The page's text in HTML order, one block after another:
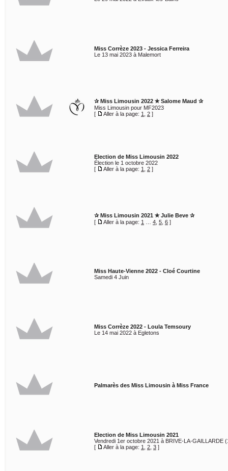
Miss Corrèze 2023 - Jessica Ferreira
Le 13 mai 2023 à Malemort
✰ Miss Limousin 2022 ✮ Salome Maud ✰
Miss Limousin pour MF2023
[
Aller à la page: 1 2 ]
Election de Miss Limousin 2022
Élection le 1 octobre 2022
[
Aller à la page: 1 2 ]
✰ Miss Limousin 2021 ✮ Julie Beve ✰
[
Aller à la page: 1 4 5 6 ]
Miss Haute-Vienne 2022 - Cloé Courtine
Samedi 4 Juin
Miss Corrèze 2022 - Loula Temsoury
Le 14 mai 2022 à Egletons
Palmarès des Miss Limousin à Miss France
Election de Miss Limousin 2021
Vendredi 1er octobre 2021 à BRIVE-LA-GAILLARDE
[
Aller à la page: 1 2 3 ]